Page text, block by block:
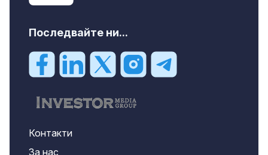
Последвайте ни...
Контакти
За нас